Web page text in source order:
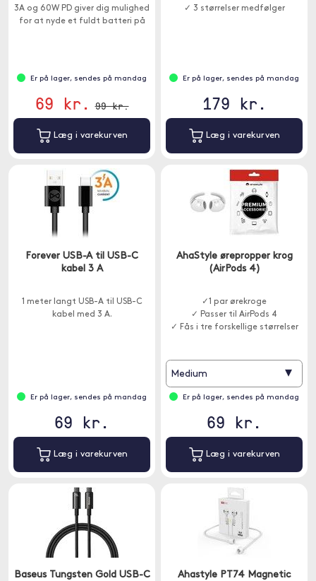
3A og 60W PD giver dig mulighed
for at nyde et fuldt batteri på
Er på lager, sendes på mandag
69 kr. 99 kr.
Læg i varekurven
✓ 3 størrelser medfølger
Er på lager, sendes på mandag
179 kr.
Læg i varekurven
Forever USB-A til USB-C
kabel 3 A
1 meter langt USB-A til USB-C
kabel med 3 A.
Er på lager, sendes på mandag
69 kr.
Læg i varekurven
AhaStyle ørepropper krog
(AirPods 4)
✓1 par ørekroge
✓ Passer til AirPods 4
✓ Fås i tre forskellige størrelser
Medium ▾
Er på lager, sendes på mandag
69 kr.
Læg i varekurven
Baseus Tungsten Gold USB-C
Ahastyle PT74 Magnetic